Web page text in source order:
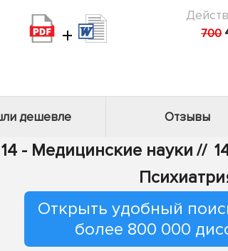
+ 700
дешевле Отзывы
14 - Медицинские науки //
Открыть удобный
более 800 000